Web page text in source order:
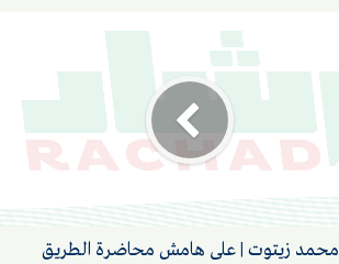
محمد زيتوت | على هامش محاضرة الطريق